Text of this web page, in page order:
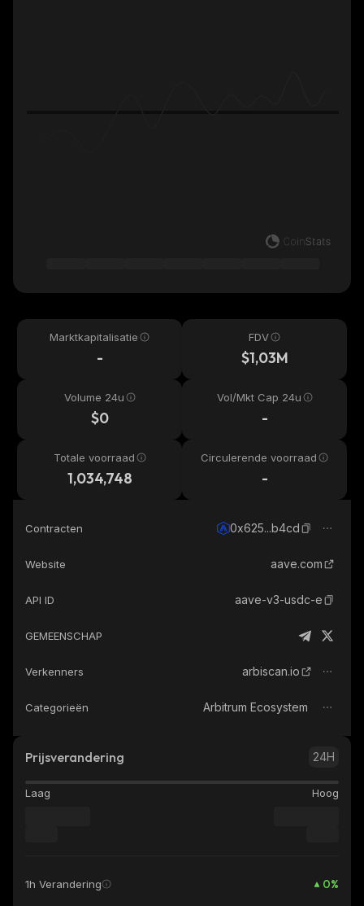
Marktkapitalisatie
-
FDV
$1,03M
Volume 24u
$0
Vol/Mkt Cap 24u
-
Totale voorraad
1,034,748
Circulerende voorraad
-
Contracten 0x625...b4cd
Website aave.com
API ID aave-v3-usdc-e
GEMEENSCHAP
Verkenners arbiscan.io
Categorieën Arbitrum Ecosystem
Prijsverandering 24H
Laag Hoog
1h Verandering 0%